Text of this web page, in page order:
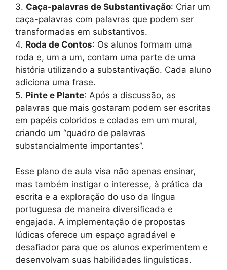
3. Caça-palavras de Substantivação: Criar um
caça-palavras com palavras que podem ser
transformadas em substantivos.
4. Roda de Contos: Os alunos formam uma
roda e, um a um, contam uma parte de uma
história utilizando a substantivação. Cada aluno
adiciona uma frase.
5. Pinte e Plante: Após a discussão, as
palavras que mais gostaram podem ser escritas
em papéis coloridos e coladas em um mural,
criando um “quadro de palavras
substancialmente importantes”.
Esse plano de aula visa não apenas ensinar,
mas também instigar o interesse, à prática da
escrita e a exploração do uso da língua
portuguesa de maneira diversificada e
engajada. A implementação de propostas
lúdicas oferece um espaço agradável e
desafiador para que os alunos experimentem e
desenvolvam suas habilidades linguísticas.